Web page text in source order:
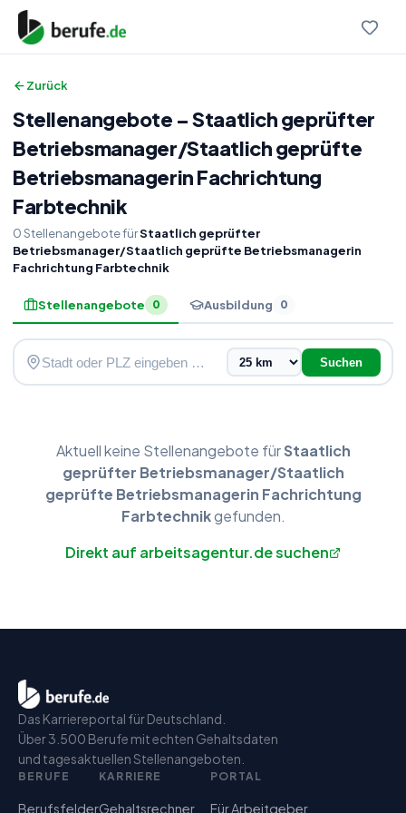
Zurück
Stellenangebote –Staatlich geprüfter
Betriebsmanager/Staatlich geprüfte
Betriebsmanagerin Fachrichtung
Farbtechnik
0StellenangebotefürStaatlich geprüfter
Betriebsmanager/Staatlich geprüfte Betriebsmanagerin
Fachrichtung Farbtechnik
Stellenangebote 0 Ausbildung 0
Suchen
Aktuell keine Stellenangebote fürStaatlich
geprüfter Betriebsmanager/Staatlich
geprüfte Betriebsmanagerin Fachrichtung
Farbtechnikgefunden.
Direkt auf arbeitsagentur.de suchen
Das Karriereportal für Deutschland.
Über 3.500 Berufe mit echten Gehaltsdaten
und tagesaktuellen Stellenangeboten.
BERUFE
Berufsfelder
KARRIERE
Gehaltsrechner
PORTAL
Für Arbeitgeber